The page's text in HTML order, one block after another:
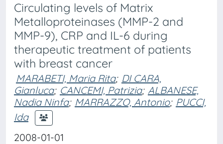
Circulating levels of Matrix
Metalloproteinases (MMP-2 and
MMP-9), CRP and IL-6 during
therapeutic treatment of patients
with breast cancer
MARABETI, Maria Rita; DI CARA,
Gianluca; CANCEMI, Patrizia; ALBANESE,
Nadia Ninfa; MARRAZZO, Antonio; PUCCI,
Ida
2008-01-01